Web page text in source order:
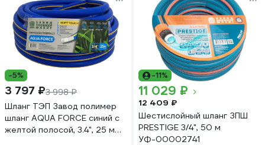
-5%
3 797 ₽3 998 ₽
Шланг ТЭП Завод полимер
шланг AQUA FORCE синий с
желтой полосой, 3.4", 25 м
-11%
11 029 ₽
12 409 ₽
Шестислойный шланг ЗПШ
PRESTIGE 3/4", 50 м
УФ-00002741